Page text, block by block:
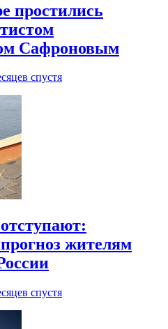
простились
Сафроновым
спустя
жителям
спустя